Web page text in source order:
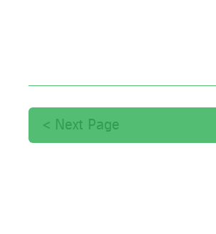
Next Page >